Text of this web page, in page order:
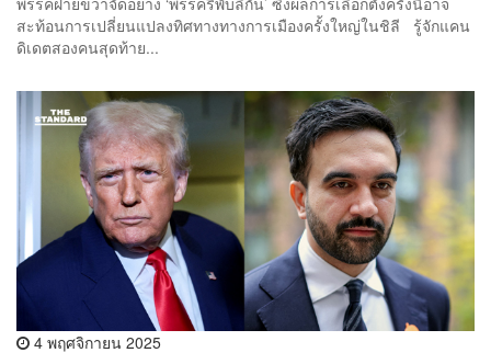
สะท้อนการเปลี่ยนแปลงทิศทางทางการเมืองครั้งใหญ่ในชิลี รู้จักแคน
ดิเดตสองคนสุดท้าย...
4 พฤศจิกายน 2025